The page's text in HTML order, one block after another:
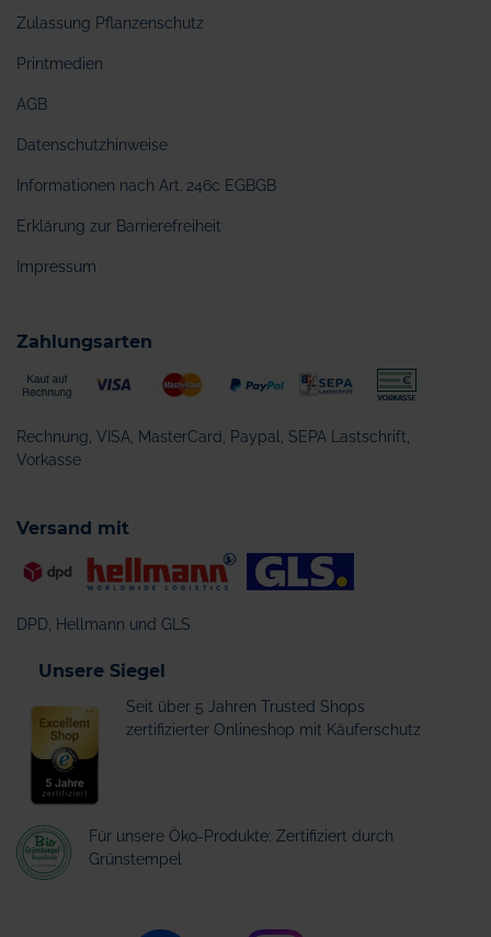
Zulassung Pflanzenschutz
Printmedien
AGB
Datenschutzhinweise
Informationen nach Art. 246c EGBGB
Erklärung zur Barrierefreiheit
Impressum
Zahlungsarten
Rechnung, VISA, MasterCard, Paypal, SEPA Lastschrift,
Vorkasse
Versand mit
DPD, Hellmann und GLS
Unsere Siegel
Seit über 5 Jahren Trusted Shops
zertifizierter Onlineshop mit Käuferschutz
Für unsere Öko-Produkte: Zertifiziert durch
Grünstempel